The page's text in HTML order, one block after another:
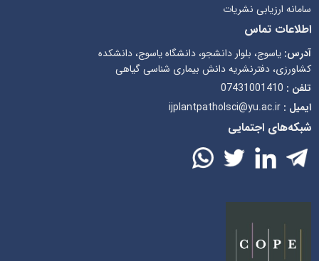
سامانه ارزیابی نشریات
اطلاعات تماس
آدرس:یاسوج، بلوار دانشجو، دانشگاه یاسوج، دانشکده
کشاورزی، دفترنشریه دانش بیماری شناسی گیاهی
تلفن : 07431001410
ایمیل : ijplantpatholsci@yu.ac.ir
شبکه‌های اجتمایی